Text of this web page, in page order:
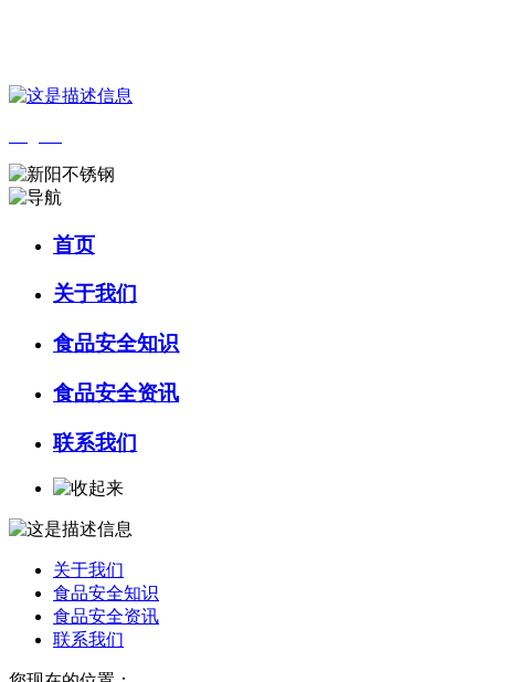
首页
关于我们
食品安全知识
食品安全资讯
联系我们
关于我们
食品安全知识
食品安全资讯
联系我们